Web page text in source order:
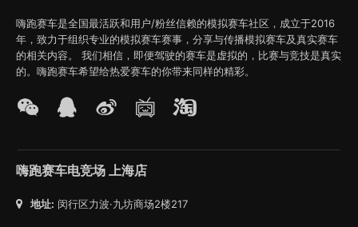
嗨跑赛车是全国最活跃和用户/粉丝信赖的模拟赛车社区，成立于2016
年，致力于组织专业的模拟赛车赛事，分享与传播模拟赛车及真实赛车
的相关内容。 我们相信，即便驾驶的赛车是虚拟的，比赛与竞技是真实
的。嗨跑赛车希望给热爱赛车的你带来同样的精彩。
嗨跑赛车电竞场 上海店
地址: 闵行区力波·九坊商场2楼217